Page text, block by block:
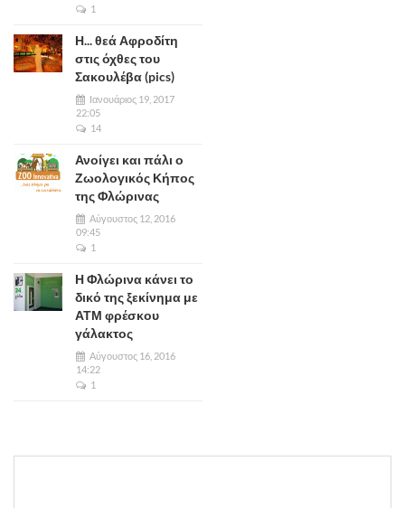
1
Η... θεά Αφροδίτη
στις όχθες του
Σακουλέβα (pics)
Ιανουάριος 19, 2017
22:05
14
Ανοίγει και πάλι ο
Ζωολογικός Κήπος
της Φλώρινας
Αύγουστος 12, 2016
09:45
1
Η Φλώρινα κάνει το
δικό της ξεκίνημα με
ΑΤΜ φρέσκου
γάλακτος
Αύγουστος 16, 2016
14:22
1